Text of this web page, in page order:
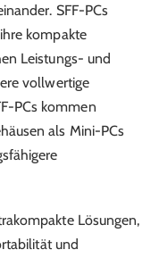
SFF-PCs
kompakte
Leistungs- und
vollwertige
PCs kommen
als Mini-PCs
Lösungen,
und